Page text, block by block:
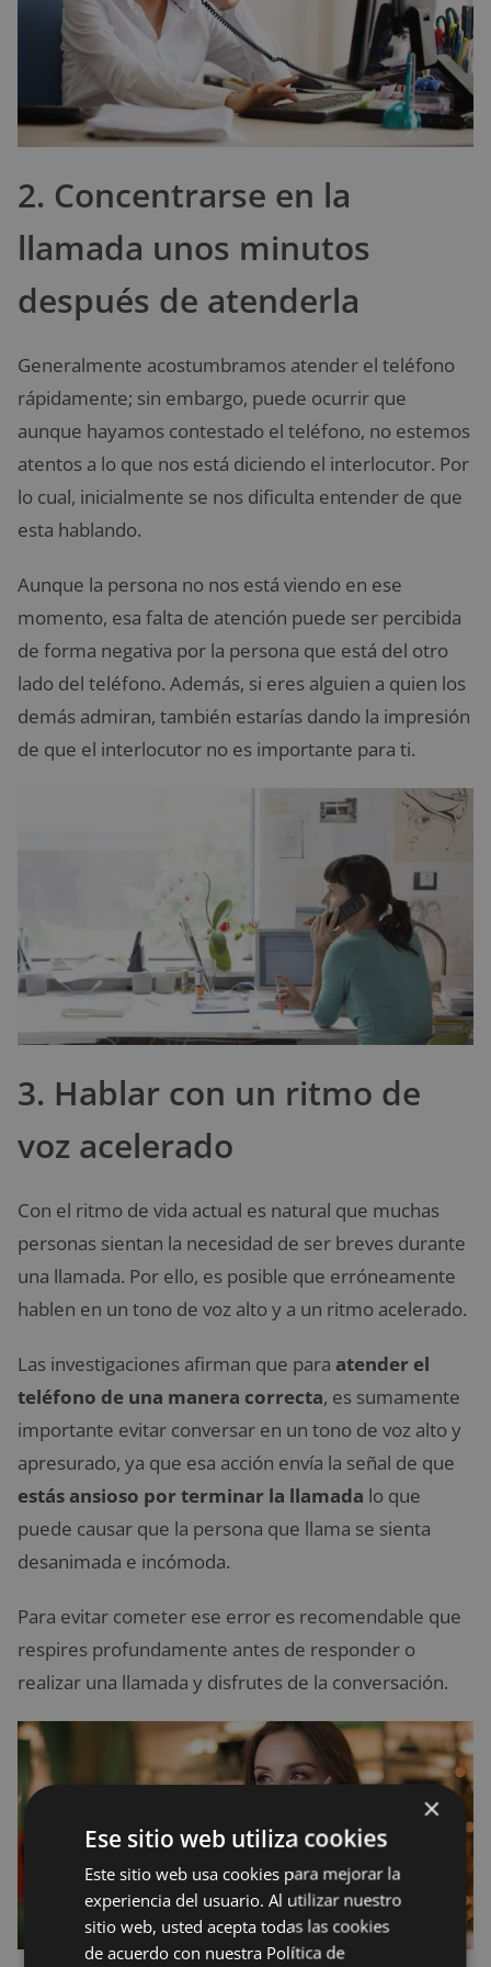
2. Concentrarse en la
llamada unos minutos
después de atenderla
Generalmente acostumbramos atender el teléfono
rápidamente; sin embargo, puede ocurrir que
aunque hayamos contestado el teléfono, no estemos
atentos a lo que nos está diciendo el interlocutor. Por
lo cual, inicialmente se nos dificulta entender de que
esta hablando.
Aunque la persona no nos está viendo en ese
momento, esa falta de atención puede ser percibida
de forma negativa por la persona que está del otro
lado del teléfono. Además, si eres alguien a quien los
demás admiran, también estarías dando la impresión
de que el interlocutor no es importante para ti.
3. Hablar con un ritmo de
voz acelerado
Con el ritmo de vida actual es natural que muchas
personas sientan la necesidad de ser breves durante
una llamada. Por ello, es posible que erróneamente
hablen en un tono de voz alto y a un ritmo acelerado.
Las investigaciones afirman que para atender el
teléfono de una manera correcta, es sumamente
importante evitar conversar en un tono de voz alto y
apresurado, ya que esa acción envía la señal de que
estás ansioso por terminar la llamada lo que
puede causar que la persona que llama se sienta
desanimada e incómoda.
Para evitar cometer ese error es recomendable que
respires profundamente antes de responder o
realizar una llamada y disfrutes de la conversación.
×
Ese sitio web utiliza cookies
Este sitio web usa cookies para mejorar la
experiencia del usuario. Al utilizar nuestro
sitio web, usted acepta todas las cookies
de acuerdo con nuestra Política de